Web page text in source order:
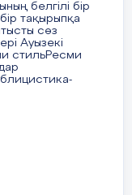
белгілі бір
тақырыпқа
сөз
Ауызекі
стильРесми